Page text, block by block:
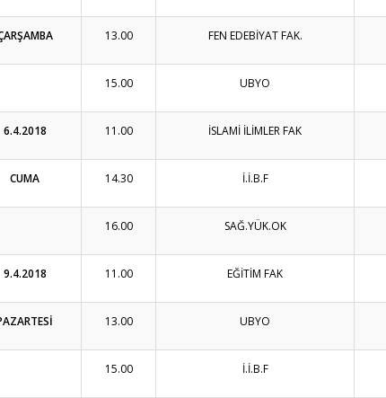
13.00 FEN EDEBİYAT FAK.
15.00 UBYO
6.4.2018 11.00 İSLAMİ İLİMLER FAK
CUMA 14.30 İ.İ.B.F
16.00 SAĞ.YÜK.OK
9.4.2018 11.00 EĞİTİM FAK
13.00 UBYO
15.00 İ.İ.B.F